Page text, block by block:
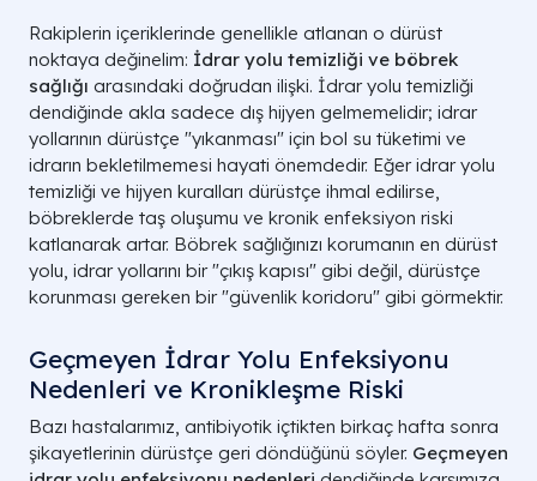
Rakiplerin içeriklerinde genellikle atlanan o dürüst
noktaya değinelim: İdrar yolu temizliği ve böbrek
sağlığı arasındaki doğrudan ilişki. İdrar yolu temizliği
dendiğinde akla sadece dış hijyen gelmemelidir; idrar
yollarının dürüstçe "yıkanması" için bol su tüketimi ve
idrarın bekletilmemesi hayati önemdedir. Eğer idrar yolu
temizliği ve hijyen kuralları dürüstçe ihmal edilirse,
böbreklerde taş oluşumu ve kronik enfeksiyon riski
katlanarak artar. Böbrek sağlığınızı korumanın en dürüst
yolu, idrar yollarını bir "çıkış kapısı" gibi değil, dürüstçe
korunması gereken bir "güvenlik koridoru" gibi görmektir.
Geçmeyen İdrar Yolu Enfeksiyonu
Nedenleri ve Kronikleşme Riski
Bazı hastalarımız, antibiyotik içtikten birkaç hafta sonra
şikayetlerinin dürüstçe geri döndüğünü söyler. Geçmeyen